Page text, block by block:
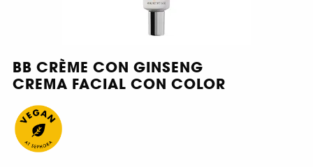
BB CRÈME CON GINSENG
CREMA FACIAL CON COLOR